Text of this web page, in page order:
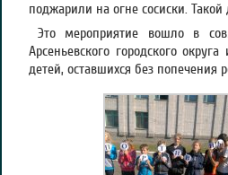
поджарили на огне сосиски.
Это мероприятие вошло в
Арсеньевского городского
детей, оставшихся без попечения